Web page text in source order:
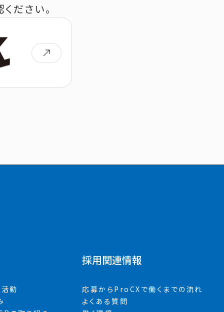
ださい。
動
採用関連情報
応募からProCXで働くまでの流れ
よくある質問